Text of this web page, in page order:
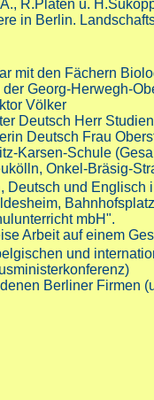
R.Platen u.
in Berlin.
mit den Fächern
Georg-Herwegh-
Völker
Deutsch Herr
Deutsch Frau
Karsen-Schule
Onkel-Bräsig-
Deutsch und
mbH".
Arbeit auf einem
und
Berliner Firmen